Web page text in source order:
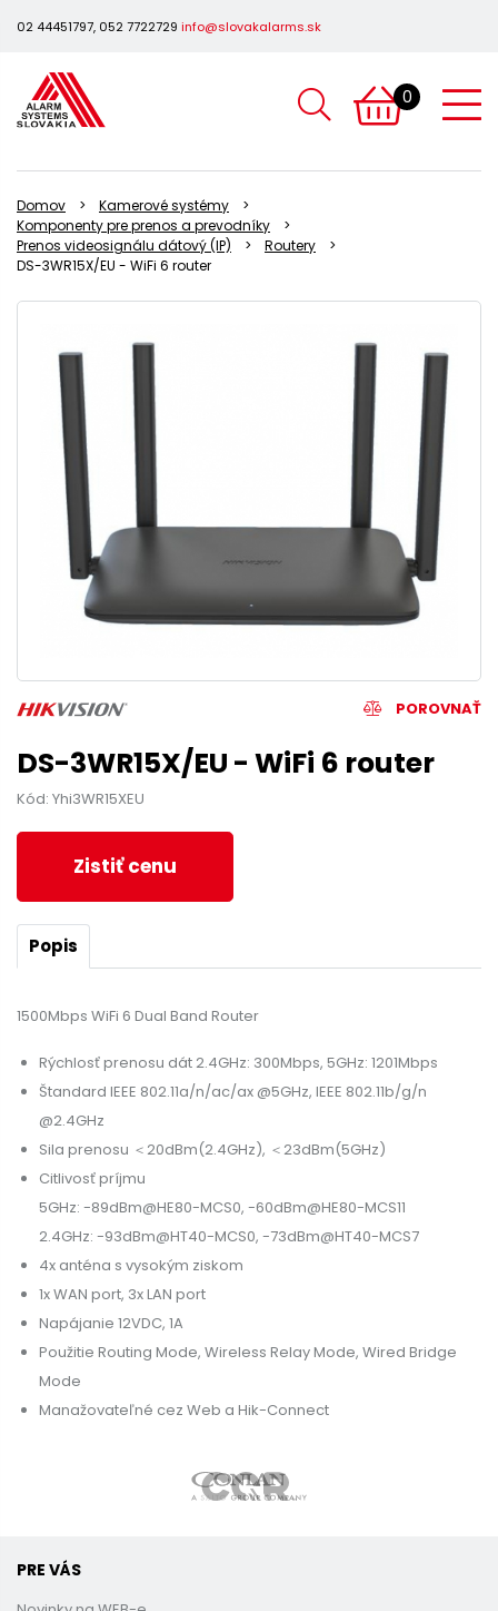
02 44451797, 052 7722729 info@slovakalarms.sk
0
Domov
Kamerové systémy
Komponenty pre prenos a prevodníky
Prenos videosignálu dátový (IP)
Routery
DS-3WR15X/EU - WiFi 6 router
POROVNAŤ
DS-3WR15X/EU - WiFi 6 router
Kód: Yhi3WR15XEU
Zistiť cenu
Popis
1500Mbps WiFi 6 Dual Band Router
Rýchlosť prenosu dát 2.4GHz: 300Mbps, 5GHz: 1201Mbps
Štandard IEEE 802.11a/n/ac/ax @5GHz, IEEE 802.11b/g/n
@2.4GHz
Sila prenosu ＜20dBm(2.4GHz), ＜23dBm(5GHz)
Citlivosť príjmu
5GHz: -89dBm@HE80-MCS0, -60dBm@HE80-MCS11
2.4GHz: -93dBm@HT40-MCS0, -73dBm@HT40-MCS7
4x anténa s vysokým ziskom
1x WAN port, 3x LAN port
Napájanie 12VDC, 1A
Použitie Routing Mode, Wireless Relay Mode, Wired Bridge
Mode
Manažovateľné cez Web a Hik-Connect
PRE VÁS